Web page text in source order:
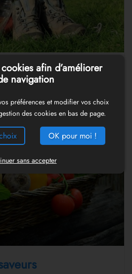
: la fabuleuse forêt
afin d’améliorer
navigation
préférences et modifier vos choix
des cookies en bas de page.
OK pour moi !
sans accepter